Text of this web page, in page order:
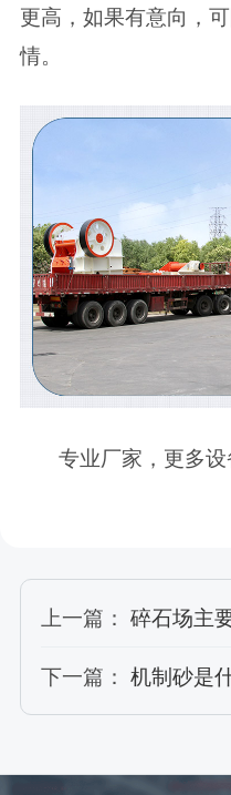
更高，如果有意向，
情。
专业厂家，更多
上一篇： 碎石场主要
下一篇： 机制砂是什么